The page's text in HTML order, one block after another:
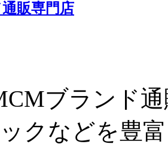
販専門店
ブランド
クなどを豊